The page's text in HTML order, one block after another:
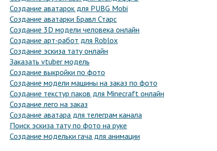
Создание аватарок для PUBG Mobi
Создание аватарки Бравл Старс
Создание 3D модели человека онлайн
Создание арт-работ для Roblox
Создание эскиза тату онлайн
Заказать vtuber модель
Создание выкройки по фото
Создание модели машины на заказ по фото
Создание текстур паков для Minecraft онлайн
Создание лего на заказ
Создание аватара для телеграм канала
Поиск эскиза тату по фото на руке
Создание модельки гача для анимации